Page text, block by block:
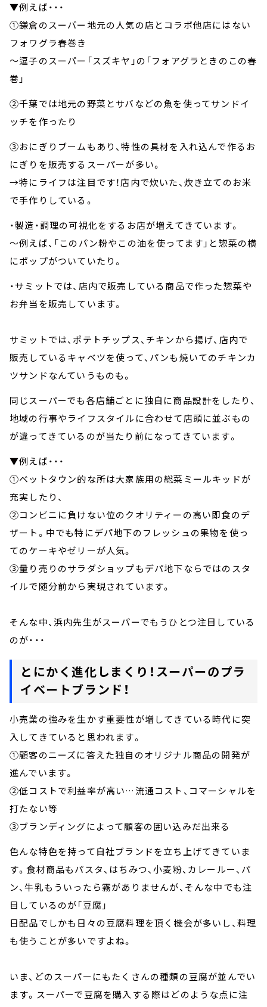
▼例えば・・・
①鎌倉のスーパー地元の人気の店とコラボ他店にはない
フォワグラ春巻き
～逗子のスーパー「スズキヤ」の「フォアグラときのこの春
巻」
②千葉では地元の野菜とサバなどの魚を使ってサンドイ
ッチを作ったり
③おにぎりブームもあり、特性の具材を入れ込んで作るお
にぎりを販売するスーパーが多い。
→特にライフは注目です！店内で炊いた、炊き立てのお米
で手作りしている。
・製造・調理の可視化をするお店が増えてきています。
～例えば、「このパン粉やこの油を使ってます」と惣菜の横
にポップがついていたり。
・サミットでは、店内で販売している商品で作った惣菜や
お弁当を販売しています。
サミットでは、ポテトチップス、チキンから揚げ、店内で
販売しているキャベツを使って、パンも焼いてのチキンカ
ツサンドなんていうものも。
同じスーパーでも各店舗ごとに独自に商品設計をしたり、
地域の行事やライフスタイルに合わせて店頭に並ぶもの
が違ってきているのが当たり前になってきています。
▼例えば・・・
①ベットタウン的な所は大家族用の総菜ミールキッドが
充実したり、
②コンビニに負けない位のクオリティーの高い即食のデ
ザート。中でも特にデパ地下のフレッシュの果物を使っ
てのケーキやゼリーが人気。
③量り売りのサラダショップもデパ地下ならではのスタ
イルで随分前から実現されています。
そんな中、浜内先生がスーパーでもうひとつ注目している
のが・・・
とにかく進化しまくり！スーパーのプラ
イベートブランド！
小売業の強みを生かす重要性が増してきている時代に突
入してきていると思われます。
①顧客のニーズに答えた独自のオリジナル商品の開発が
進んでいます。
②低コストで利益率が高い…流通コスト、コマーシャルを
打たない等
③ブランディングによって顧客の囲い込みだ出来る
色んな特色を持って自社ブランドを立ち上げてきていま
す。食材商品もパスタ、はちみつ、小麦粉、カレールー、パ
ン、牛乳もういったら霧がありませんが、そんな中でも注
目しているのが「豆腐」
日配品でしかも日々の豆腐料理を頂く機会が多いし、料理
も使うことが多いですよね。
いま、どのスーパーにもたくさんの種類の豆腐が並んでい
ます。スーパーで豆腐を購入する際はどのような点に注